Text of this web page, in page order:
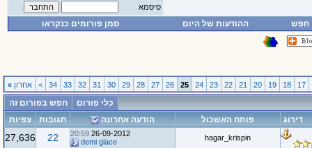
סיסמא
חפש ההודעות של היום סמן פורומים כנקראו
17
18
19
20
21
22
23
24
25
26
27
28
29
30
31
32
33
34
> אחרון »
כלי פורום
חפש בפורום זה
דירוג
פותח האשכול הודעה אחרונה תגובות צפיות
hagar_krispin
26-09-2012
20:59
demi glace
22
27,636